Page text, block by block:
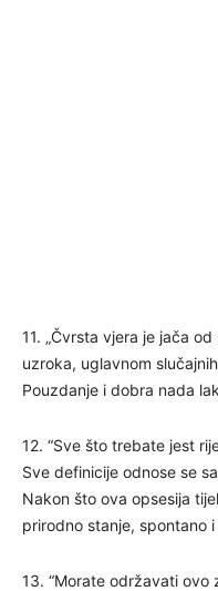
11. „Čvrsta vjera je jača
uzroka, uglavnom
Pouzdanje i dobra nada
12. “Sve što trebate jest
Sve definicije odnose se
Nakon što ova opsesija
prirodno stanje, spontano i
13. “Morate održavati ovo